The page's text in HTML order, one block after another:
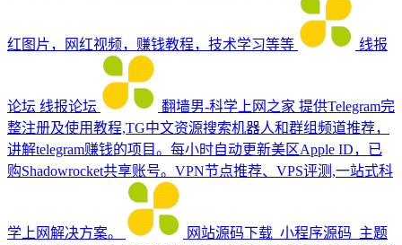
红图片，网红视频，赚钱教程，技术学习等等 线报
论坛 线报论坛 翻墙男-科学上网之家 提供Telegram完
整注册及使用教程,TG中文资源搜索机器人和群组频道推荐，
讲解telegram赚钱的项目。每小时自动更新美区Apple ID，已
购Shadowrocket共享账号。VPN节点推荐、VPS评测,一站式科
学上网解决方案。
网站源码下载_小程序源码_主题